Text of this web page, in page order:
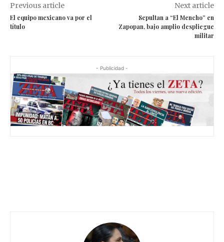
Previous article
El equipo mexicano va por el
título
Next article
Sepultan a “El Mencho” en
Zapopan, bajo amplio despliegue
militar
- Publicidad -